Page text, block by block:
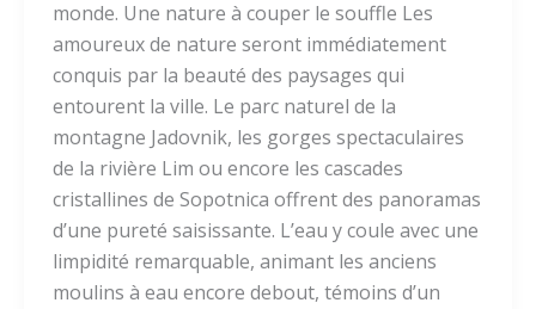
monde. Une nature à couper le souffle Les
amoureux de nature seront immédiatement
conquis par la beauté des paysages qui
entourent la ville. Le parc naturel de la
montagne Jadovnik, les gorges spectaculaires
de la rivière Lim ou encore les cascades
cristallines de Sopotnica offrent des panoramas
d’une pureté saisissante. L’eau y coule avec une
limpidité remarquable, animant les anciens
moulins à eau encore debout, témoins d’un